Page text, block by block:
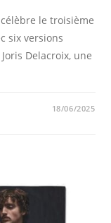
le troisième
six versions
Delacroix, une
18/06/2025